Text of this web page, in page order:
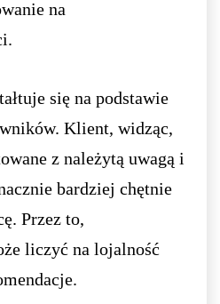
na
się na podstawie
Klient, widząc,
z należytą uwagą i
bardziej chętnie
Przez to,
liczyć na lojalność